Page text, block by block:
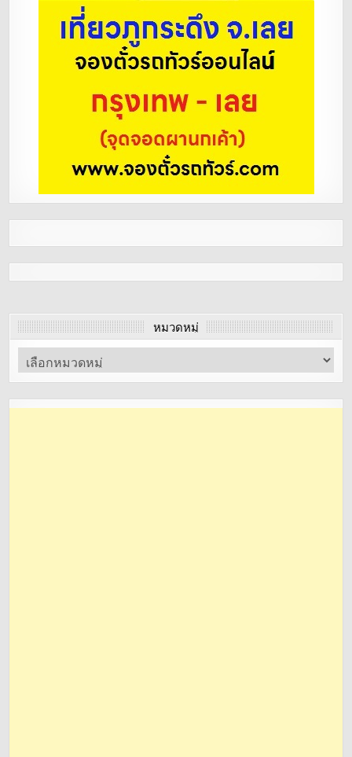
หมวดหมู่
หมวด
หมู่